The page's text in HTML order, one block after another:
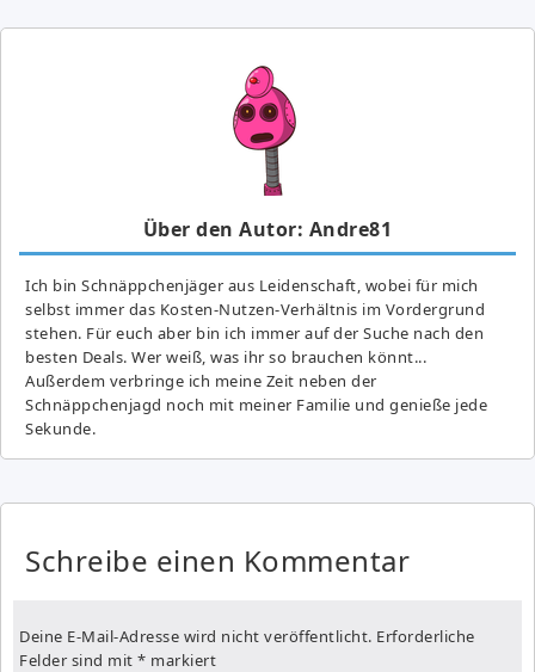
Über den Autor: Andre81
Ich bin Schnäppchenjäger aus Leidenschaft, wobei für mich
selbst immer das Kosten-Nutzen-Verhältnis im Vordergrund
stehen. Für euch aber bin ich immer auf der Suche nach den
besten Deals. Wer weiß, was ihr so brauchen könnt...
Außerdem verbringe ich meine Zeit neben der
Schnäppchenjagd noch mit meiner Familie und genieße jede
Sekunde.
Schreibe einen Kommentar
Deine E-Mail-Adresse wird nicht veröffentlicht. Erforderliche
Felder sind mit * markiert